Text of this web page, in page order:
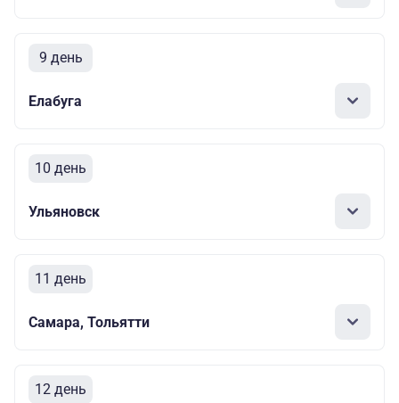
9 день
Елабуга
10 день
Ульяновск
11 день
Самара, Тольятти
12 день